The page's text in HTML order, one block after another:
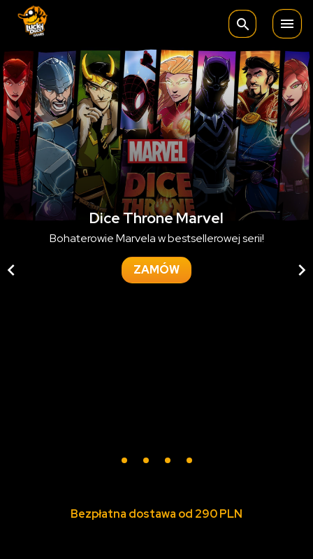
search 
Dice Throne Marvel
Bohaterowie Marvela w bestsellerowej serii!
ZAMÓW
 
Bezpłatna dostawa od 290 PLN